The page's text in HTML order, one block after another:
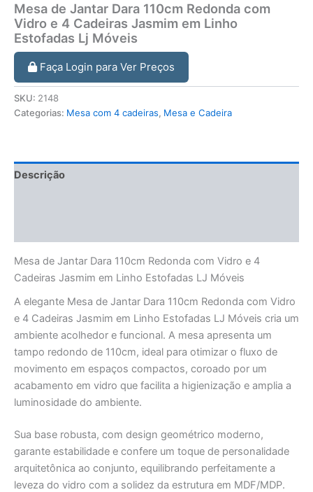
Mesa de Jantar Dara 110cm Redonda com
Vidro e 4 Cadeiras Jasmim em Linho
Estofadas Lj Móveis
Faça Login para Ver Preços
SKU: 2148
Categorias: Mesa com 4 cadeiras, Mesa e Cadeira
Descrição
Mesa de Jantar Dara 110cm Redonda com Vidro e 4
Cadeiras Jasmim em Linho Estofadas LJ Móveis
A elegante Mesa de Jantar Dara 110cm Redonda com Vidro
e 4 Cadeiras Jasmim em Linho Estofadas LJ Móveis cria um
ambiente acolhedor e funcional. A mesa apresenta um
tampo redondo de 110cm, ideal para otimizar o fluxo de
movimento em espaços compactos, coroado por um
acabamento em vidro que facilita a higienização e amplia a
luminosidade do ambiente.
Sua base robusta, com design geométrico moderno,
garante estabilidade e confere um toque de personalidade
arquitetônica ao conjunto, equilibrando perfeitamente a
leveza do vidro com a solidez da estrutura em MDF/MDP.